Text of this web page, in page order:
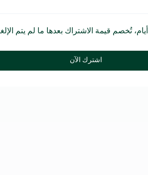
أيام، تُخصم قيمة الاشتراك بعدها ما لم يتم
اشترك الآن